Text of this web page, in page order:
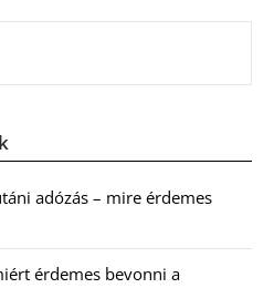
adózás – mire érdemes
érdemes bevonni a